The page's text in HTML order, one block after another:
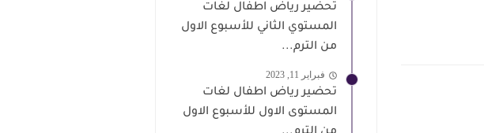
تحضير رياض اطفال لغات
المستوي الثاني للأسبوع الاول
من الترم...
فبراير 11, 2023
تحضير رياض اطفال لغات
المستوى الاول للأسبوع الاول